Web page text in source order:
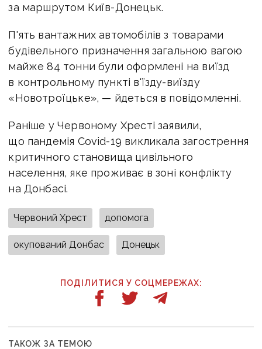
за маршрутом Київ-Донецьк.
П'ять вантажних автомобілів з товарами
будівельного призначення загальною вагою
майже 84 тонни були оформлені на виїзд
в контрольному пункті в'їзду-виїзду
«Новотроїцьке», — йдеться в повідомленні.
Раніше у Червоному Хресті заявили,
що пандемія Covid-19 викликала загострення
критичного становища цивільного
населення, яке проживає в зоні конфлікту
на Донбасі.
Червоний Хрест допомога
окупований Донбас Донецьк
ПОДІЛИТИСЯ У СОЦМЕРЕЖАХ:
ТАКОЖ ЗА ТЕМОЮ